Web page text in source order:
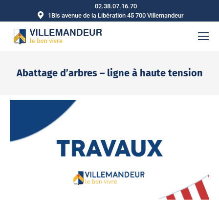
02.38.07.16.70
1Bis avenue de la Libération 45 700 Villemandeur
Abattage d’arbres – ligne à haute tension